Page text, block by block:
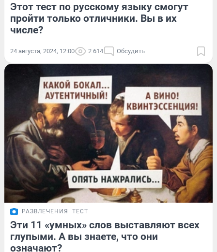
Этот тест по русскому языку смогут
пройти только отличники. Вы в их
числе?
24 августа, 2024, 12:00 2 614 Обсудить
РАЗВЛЕЧЕНИЯ ТЕСТ
Эти 11 «умных» слов выставляют всех
глупыми. А вы знаете, что они
означают?